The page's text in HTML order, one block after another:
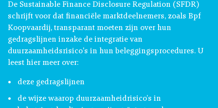
De Sustainable Finance Disclosure Regulation (SFDR)
schrijft voor dat financiële marktdeelnemers, zoals Bpf
Koopvaardij, transparant moeten zijn over hun
gedragslijnen inzake de integratie van
duurzaamheidsrisico's in hun beleggingsprocedures. U
leest hier meer over:
deze gedragslijnen
de wijze waarop duurzaamheidrisico’s in